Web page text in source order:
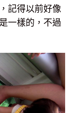
記得以前好像
一樣的，不過